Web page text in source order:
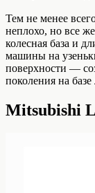
Тем не менее
неплохо, но все
колесная база и
машины на
поверхности —
поколения на
Mitsubishi